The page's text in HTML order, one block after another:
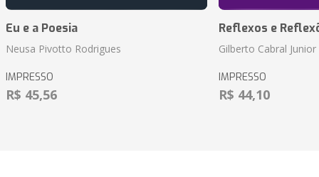
Eu e a Poesia
Neusa Pivotto Rodrigues
IMPRESSO
R$ 45,56
Reflexos e
Gilberto Cabral Junior
IMPRESSO
R$ 44,10